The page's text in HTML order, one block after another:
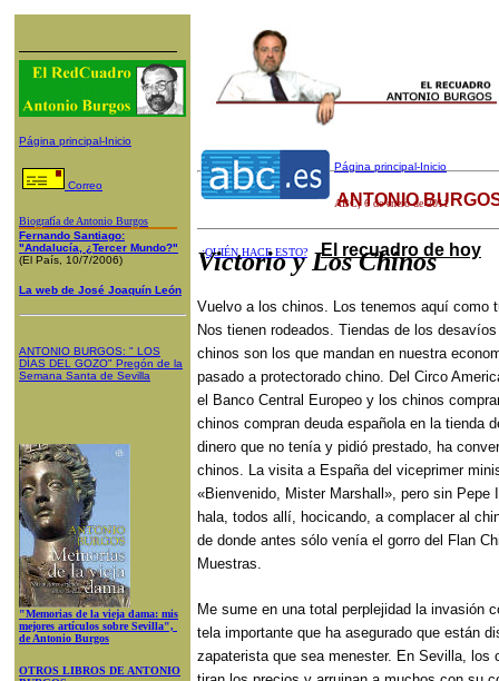
Página principal-Inicio
Correo
Biografía de Antonio Burgos
Fernando Santiago:
"Andalucía, ¿Tercer Mundo?"
(El País, 10/7/2006)
La web de José Joaquín León
ANTONIO BURGOS: " LOS
DÍAS DEL GOZO" Pregón de la
Semana Santa de Sevilla
"Memorias de la vieja dama: mis
mejores artículos sobre Sevilla",
de Antonio Burgos
OTROS LIBROS DE ANTONIO
Página principal-Inicio
ABC, 6 de enero de 2011
¿QUIÉN HACE ESTO? El recuadro de hoy
ANTONIO
Victorio y Los Chinos
Vuelvo a los chinos. Los tenemos aquí como
Nos tienen rodeados. Tiendas de los
chinos son los que mandan en nuestra
pasado a protectorado chino. Del Circo
el Banco Central Europeo y los chinos
chinos compran deuda española en la tienda
dinero que no tenía y pidió prestado, ha
chinos. La visita a España del viceprimer
«Bienvenido, Mister Marshall», pero sin
hala, todos allí, hocicando, a complacer al
de donde antes sólo venía el gorro del Flan
Muestras.
Me sume en una total perplejidad la invasión
tela importante que ha asegurado que están
zapaterista que sea menester. En Sevilla,